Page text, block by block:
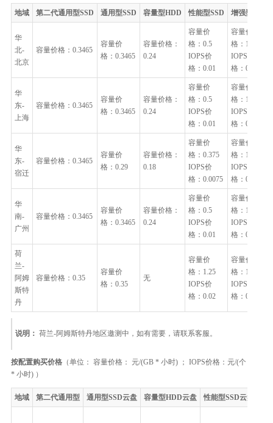
地域 第二代通用型SSD 通用型SSD 容量型HDD 性能型SSD 增强型SSD
华
北-
北京
容量价格：0.3465
容量价
格：0.3465
容量价格：
0.24
容量价
格：0.5
IOPS价
格：0.01
容量价
格：1
IOPS价
格：0.015
华
东-
上海
容量价格：0.3465
容量价
格：0.3465
容量价格：
0.24
容量价
格：0.5
IOPS价
格：0.01
容量价
格：1
IOPS价
格：0.015
华
东-
宿迁
容量价格：0.3465
容量价
格：0.29
容量价格：
0.18
容量价
格：0.375
IOPS价
格：0.0075
容量价
格：1
IOPS价
格：0.015
华
南-
广州
容量价格：0.3465
容量价
格：0.3465
容量价格：
0.24
容量价
格：0.5
IOPS价
格：0.01
容量价
格：1
IOPS价
格：0.015
荷
兰-
阿姆
斯特
丹
容量价格：0.35
容量价
格：0.35
无
容量价
格：1.25
IOPS价
格：0.02
容量价
格：1.5
IOPS价
格：0.0225
说明： 荷兰-阿姆斯特丹地区邀测中，如有需要，请联系客服。
按配置购买价格 （单位： 容量价格： 元/(GB * 小时) ； IOPS价格：元/(个
* 小时) ）
地域 第二代通用型 通用型SSD云盘 容量型HDD云盘 性能型SSD云盘